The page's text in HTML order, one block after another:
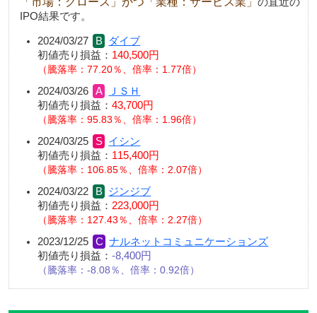
の直近の
IPO結果です。
2024/03/27
ダイブ
初値売り損益： 140,500円
騰落率：77.20％、倍率：1.77倍
2024/03/26
ＪＳＨ
初値売り損益： 43,700円
騰落率：95.83％、倍率：1.96倍
2024/03/25
イシン
初値売り損益： 115,400円
騰落率：106.85％、倍率：2.07倍
2024/03/22
ジンジブ
初値売り損益： 223,000円
騰落率：127.43％、倍率：2.27倍
2023/12/25
ナルネットコミュニケーションズ
初値売り損益： -8,400円
騰落率：-8.08％、倍率：0.92倍